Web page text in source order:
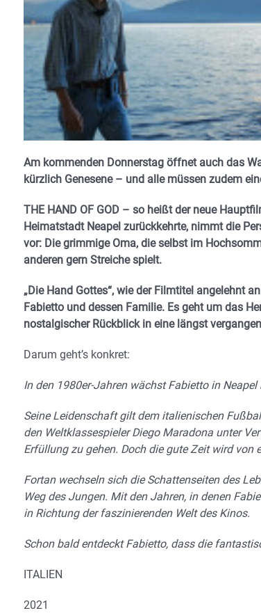
Am kommenden Donnerstag öffnet auch das
kürzlich Genesene – und alle müssen zudem
THE HAND OF GOD – so heißt der neue
Heimatstadt Neapel zurückkehrte, nimmt die
vor: Die grimmige Oma, die selbst im
anderen gern Streiche spielt.
„Die Hand Gottes“, wie der Filmtitel angelehnt
Fabietto und dessen Familie. Es geht um das
nostalgischer Rückblick in eine längst
Darum geht’s konkret:
In den 1980er-Jahren wächst Fabietto in
Seine Leidenschaft gilt dem italienischen
den Weltklassespieler Diego Maradona unter
Erfüllung zu gehen. Doch die gute Zeit wird
Fortan wechseln sich die Schattenseiten des
Weg des Jungen. Mit den Jahren, in denen
in Richtung der faszinierenden Welt des Kinos.
Schon bald entdeckt Fabietto, dass die
ITALIEN
2021